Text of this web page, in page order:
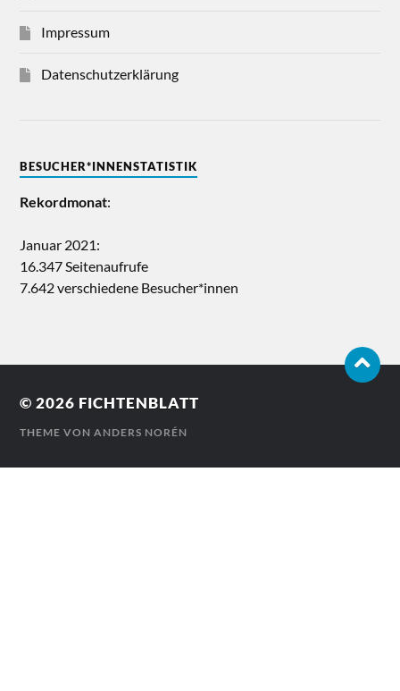
Impressum
Datenschutzerklärung
BESUCHER*INNENSTATISTIK
Rekordmonat:
Januar 2021:
16.347 Seitenaufrufe
7.642 verschiedene Besucher*innen
© 2026 FICHTENBLATT
THEME VONANDERS NORÉN